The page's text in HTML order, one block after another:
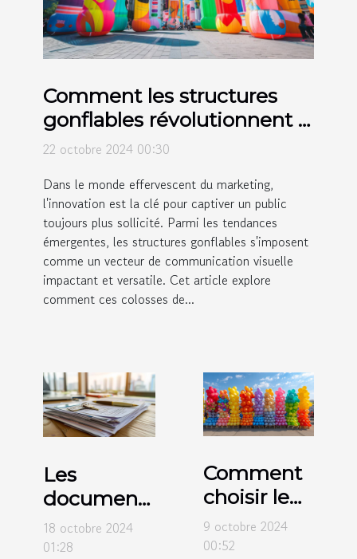
Comment les structures
gonflables révolutionnent la
publicité moderne
22 octobre 2024 00:30
Dans le monde effervescent du marketing,
l'innovation est la clé pour captiver un public
toujours plus sollicité. Parmi les tendances
émergentes, les structures gonflables s'imposent
comme un vecteur de communication visuelle
impactant et versatile. Cet article explore
comment ces colosses de...
Les
documents
nécessaires
pour louer
18 octobre 2024
01:28
Comment
choisir le
meilleur
ballon
9 octobre 2024
00:52